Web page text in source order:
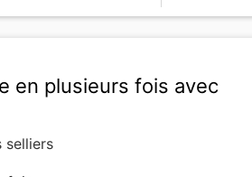
en plusieurs fois avec
selliers